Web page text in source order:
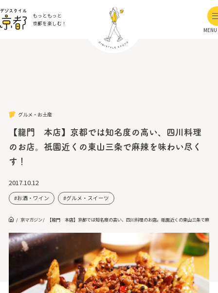
もっともっと
京都を楽しむ！
MENU
グルメ・お土産
【龍門 本店】京都では知名度の高い、四川料理
のお店。祇園近くの東山三条で麻辣を味わい尽く
す！
2017.10.12
お酒・ワイン グルメ・スイーツ
京マガジン 【龍門 本店】京都では知名度の高い、四川料理のお店。祇園近くの東山三条で麻辣